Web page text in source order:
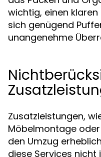
wichtig, einen
sich genügend
unangenehme
Zusatzleistungen,
Möbelmontage
den Umzug
diese Services nicht